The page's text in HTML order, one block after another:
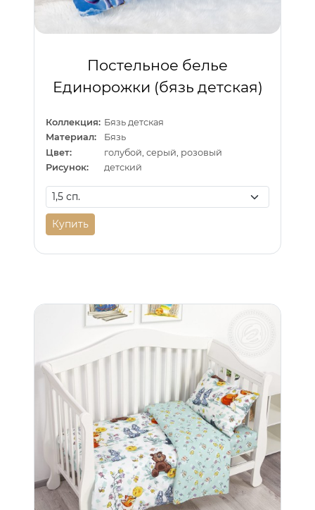
Постельное белье
Единорожки (бязь детская)
Коллекция: Бязь детская
Материал:
Бязь
Цвет:
голубой, серый, розовый
Рисунок:
детский
Купить